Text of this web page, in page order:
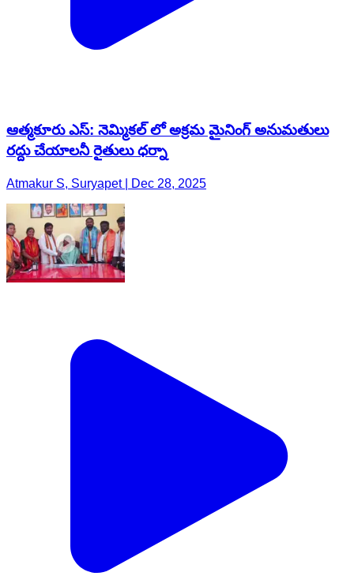
ఆత్మకూరు ఎస్: నెమ్మికల్ లో అక్రమ మైనింగ్‌ అనుమతులు
రద్దు చేయాలనీ రైతులు ధర్నా
Atmakur S, Suryapet | Dec 28, 2025